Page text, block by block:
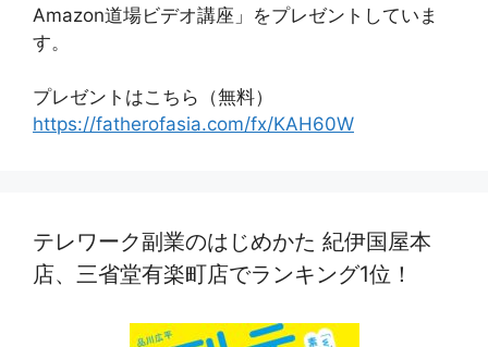
Amazon道場ビデオ講座」をプレゼントしていま
す。
プレゼントはこちら（無料）
https://fatherofasia.com/fx/KAH60W
テレワーク副業のはじめかた 紀伊国屋本
店、三省堂有楽町店でランキング1位！